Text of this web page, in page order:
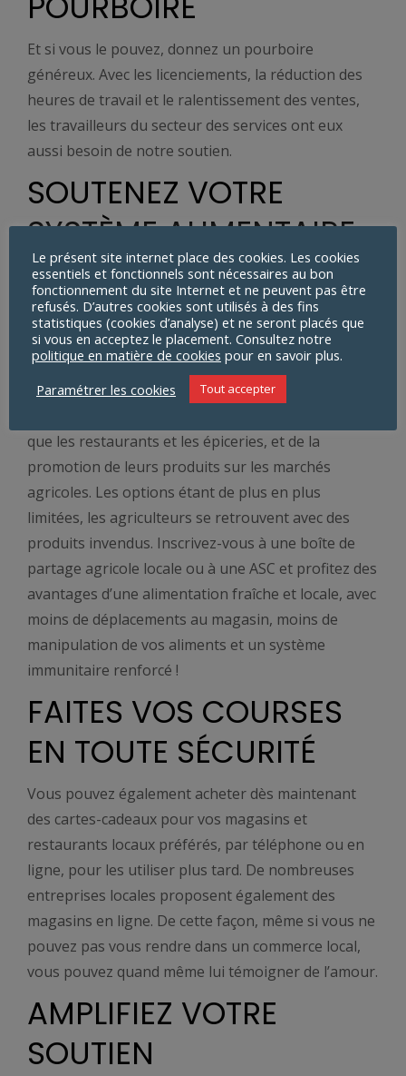
Et si vous le pouvez, donnez un pourboire
généreux. Avec les licenciements, la réduction des
heures de travail et le ralentissement des ventes,
les travailleurs du secteur des services ont eux
aussi besoin de notre soutien.
SOUTENEZ VOTRE
SYSTÈME ALIMENTAIRE
LOCAL
Il n’y a pas que les restaurants locaux – les
exploitations agricoles locales sont également en
difficulté en ce moment. Nombre de nos
exploitations agricoles locales dépendent de la
que les restaurants et les épiceries, et de la
promotion de leurs produits sur les marchés
agricoles. Les options étant de plus en plus
limitées, les agriculteurs se retrouvent avec des
produits invendus. Inscrivez-vous à une boîte de
partage agricole locale ou à une ASC et profitez des
avantages d’une alimentation fraîche et locale, avec
moins de déplacements au magasin, moins de
manipulation de vos aliments et un système
immunitaire renforcé !
FAITES VOS COURSES
EN TOUTE SÉCURITÉ
Vous pouvez également acheter dès maintenant
des cartes-cadeaux pour vos magasins et
restaurants locaux préférés, par téléphone ou en
ligne, pour les utiliser plus tard. De nombreuses
entreprises locales proposent également des
magasins en ligne. De cette façon, même si vous ne
pouvez pas vous rendre dans un commerce local,
vous pouvez quand même lui témoigner de l’amour.
AMPLIFIEZ VOTRE
SOUTIEN
Le présent site internet place des cookies. Les cookies
essentiels et fonctionnels sont nécessaires au bon
fonctionnement du site Internet et ne peuvent pas être
refusés. D’autres cookies sont utilisés à des fins
statistiques (cookies d’analyse) et ne seront placés que
si vous en acceptez le placement. Consultez notre
politique en matière de cookies pour en savoir plus.
Paramétrer les cookies
Tout accepter